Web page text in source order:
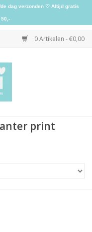
0 Artikelen - €0,00
print
dag verzonden ♡ Altijd gratis